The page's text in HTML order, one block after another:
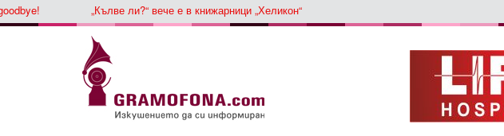
„Кълве ли?“ вече е в книжарници „Хеликон“